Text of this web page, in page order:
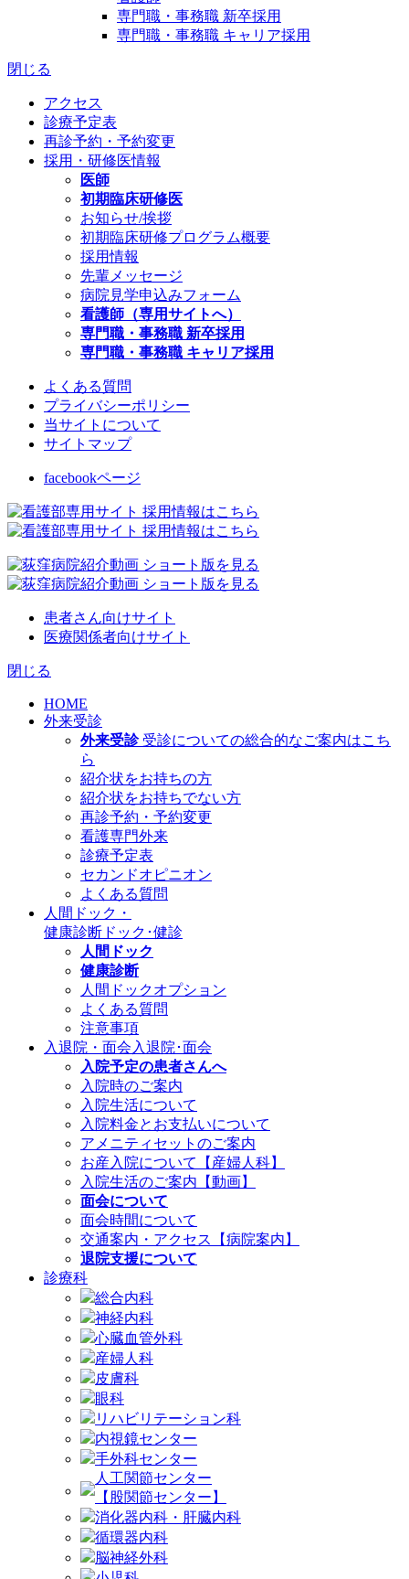
専門職・事務職 新卒採用
専門職・事務職 キャリア採用
閉じる
アクセス
診療予定表
再診予約・予約変更
採用・研修医情報
医師
初期臨床研修医
お知らせ/挨拶
初期臨床研修プログラム概要
採用情報
先輩メッセージ
病院見学申込みフォーム
看護師（専用サイトへ）
専門職・事務職 新卒採用
専門職・事務職 キャリア採用
よくある質問
プライバシーポリシー
当サイトについて
サイトマップ
facebookページ
患者さん向けサイト
医療関係者向けサイト
閉じる
HOME
外来受診
外来受診 受診についての総合的なご案内はこち
ら
紹介状をお持ちの方
紹介状をお持ちでない方
再診予約・予約変更
看護専門外来
診療予定表
セカンドオピニオン
よくある質問
人間ドック・
健康診断 ドック･健診
人間ドック
健康診断
人間ドックオプション
よくある質問
注意事項
入退院・面会 入退院･面会
入院予定の患者さんへ
入院時のご案内
入院生活について
入院料金とお支払いについて
アメニティセットのご案内
お産入院について【産婦人科】
入院生活のご案内【動画】
面会について
面会時間について
交通案内・アクセス【病院案内】
退院支援について
診療科
総合内科
神経内科
心臓血管外科
産婦人科
皮膚科
眼科
リハビリテーション科
内視鏡センター
手外科センター
人工関節センター
【股関節センター】
消化器内科・肝臓内科
循環器内科
脳神経外科